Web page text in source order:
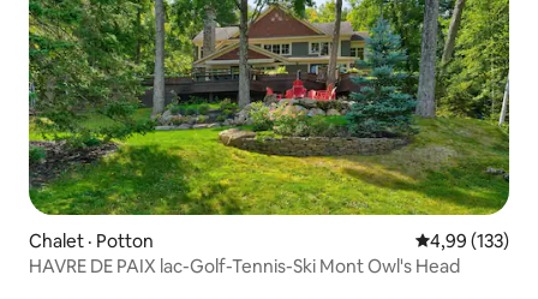
Chalet · Potton Note
4,99 (133)
HAVRE DE PAIX lac-Golf-Tennis-Ski Mont Owl's Head